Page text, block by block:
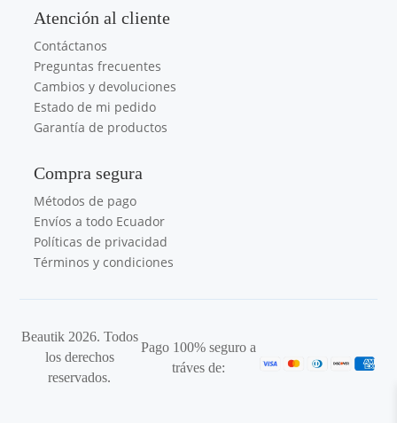
Atención al cliente
Contáctanos
Preguntas frecuentes
Cambios y devoluciones
Estado de mi pedido
Garantía de productos
Compra segura
Métodos de pago
Envíos a todo Ecuador
Políticas de privacidad
Términos y condiciones
Beautik 2026. Todos
los derechos
reservados.
Pago 100% seguro a
tráves de: